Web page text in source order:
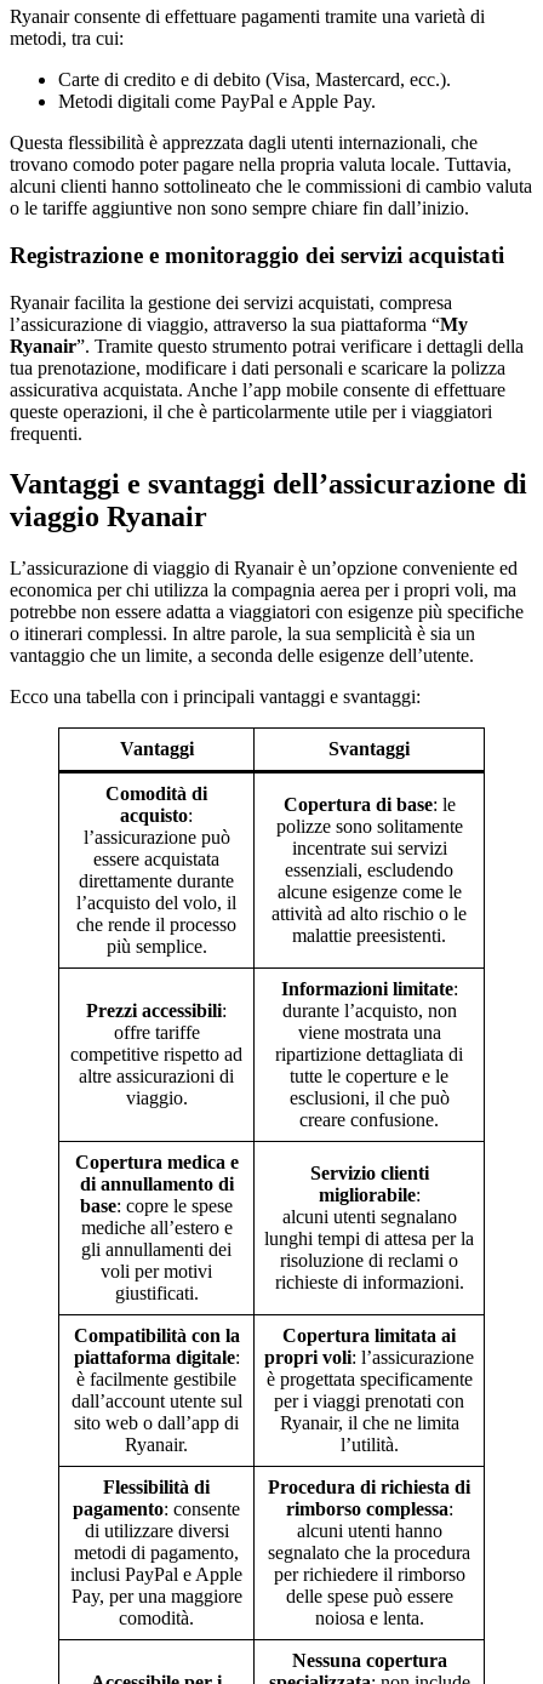
Ryanair consente di effettuare pagamenti tramite una varietà di
metodi, tra cui:
Carte di credito e di debito (Visa, Mastercard, ecc.).
Metodi digitali come PayPal e Apple Pay.
Questa flessibilità è apprezzata dagli utenti internazionali, che
trovano comodo poter pagare nella propria valuta locale. Tuttavia,
alcuni clienti hanno sottolineato che le commissioni di cambio valuta
o le tariffe aggiuntive non sono sempre chiare fin dall’inizio.
Registrazione e monitoraggio dei servizi acquistati
Ryanair facilita la gestione dei servizi acquistati, compresa
l’assicurazione di viaggio, attraverso la sua piattaforma “My
Ryanair”. Tramite questo strumento potrai verificare i dettagli della
tua prenotazione, modificare i dati personali e scaricare la polizza
assicurativa acquistata. Anche l’app mobile consente di effettuare
queste operazioni, il che è particolarmente utile per i viaggiatori
frequenti.
Vantaggi e svantaggi dell’assicurazione di
viaggio Ryanair
L’assicurazione di viaggio di Ryanair è un’opzione conveniente ed
economica per chi utilizza la compagnia aerea per i propri voli, ma
potrebbe non essere adatta a viaggiatori con esigenze più specifiche
o itinerari complessi. In altre parole, la sua semplicità è sia un
vantaggio che un limite, a seconda delle esigenze dell’utente.
Ecco una tabella con i principali vantaggi e svantaggi:
Vantaggi Svantaggi
Comodità di
acquisto:
l’assicurazione può
essere acquistata
direttamente durante
l’acquisto del volo, il
che rende il processo
più semplice.
Copertura di base: le
polizze sono solitamente
incentrate sui servizi
essenziali, escludendo
alcune esigenze come le
attività ad alto rischio o le
malattie preesistenti.
Prezzi accessibili:
offre tariffe
competitive rispetto ad
altre assicurazioni di
viaggio.
Informazioni limitate:
durante l’acquisto, non
viene mostrata una
ripartizione dettagliata di
tutte le coperture e le
esclusioni, il che può
creare confusione.
Copertura medica e
di annullamento di
base: copre le spese
mediche all’estero e
gli annullamenti dei
voli per motivi
giustificati.
Servizio clienti
migliorabile:
alcuni utenti segnalano
lunghi tempi di attesa per la
risoluzione di reclami o
richieste di informazioni.
Compatibilità con la
piattaforma digitale:
è facilmente gestibile
dall’account utente sul
sito web o dall’app di
Ryanair.
Copertura limitata ai
propri voli: l’assicurazione
è progettata specificamente
per i viaggi prenotati con
Ryanair, il che ne limita
l’utilità.
Flessibilità di
pagamento: consente
di utilizzare diversi
metodi di pagamento,
inclusi PayPal e Apple
Pay, per una maggiore
comodità.
Procedura di richiesta di
rimborso complessa:
alcuni utenti hanno
segnalato che la procedura
per richiedere il rimborso
delle spese può essere
noiosa e lenta.
Nessuna copertura